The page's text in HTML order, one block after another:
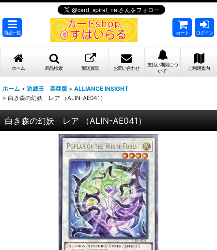
商品一覧 カート ログイン
ホーム 商品検索 郵送買取 お問い合わせ
支払い期限につ
いて
ご利用案内
ホーム > 遊戯王 泰亜版 > ALLIANCE INSIGHT
> 白き森の幻妖 レア （ALIN-AE041）
白き森の幻妖 レア （ALIN-AE041）